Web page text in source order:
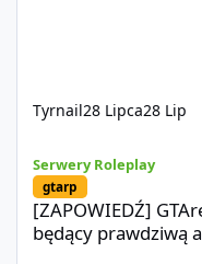
Tyrnail28 Lipca28 Lip
Serwery Roleplay
gtarp
[ZAPOWIEDŹ]
będący prawdziwą